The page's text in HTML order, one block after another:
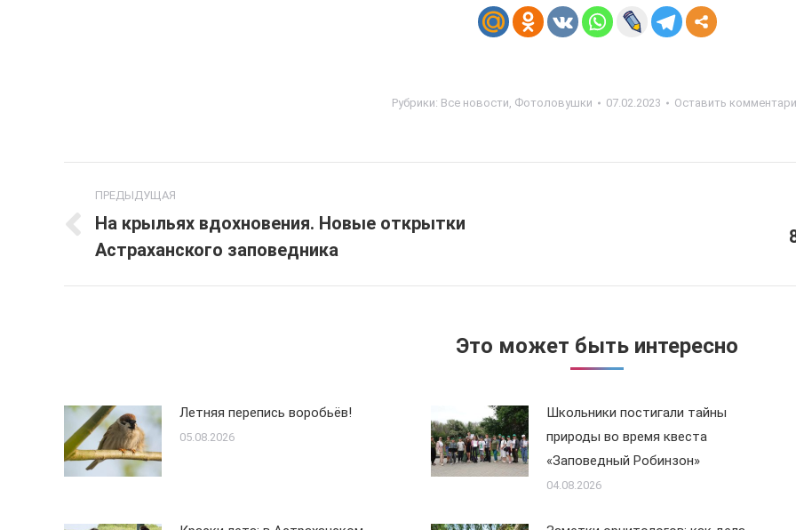
Рубрики: Все новости, Фотоловушки 07.02.2023 Оставить
по
записям
ПРЕДЫДУЩАЯ
Предыдущая
запись:
На крыльях вдохновения. Новые открытки
Астраханского заповедника
Это может быть интересно
Летняя перепись воробьёв!
05.08.2026
Школьники постигали тайны
природы во время квеста
«Заповедный Робинзон»
04.08.2026